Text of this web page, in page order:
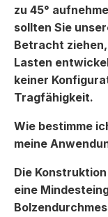
zu 45°
sollten Sie
Betracht
Lasten
keiner
Tragfähigkeit.
Wie bestimme
meine
Die
eine